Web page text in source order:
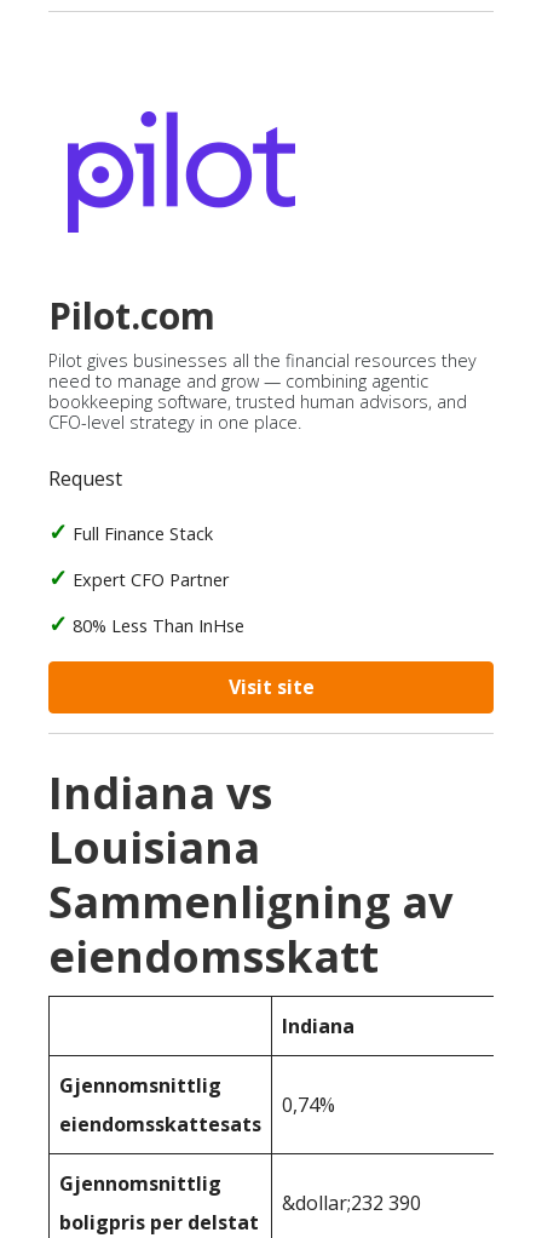
Pilot.com
Pilot gives businesses all the financial resources they
need to manage and grow — combining agentic
bookkeeping software, trusted human advisors, and
CFO-level strategy in one place.
Request
Full Finance Stack
Expert CFO Partner
80% Less Than InHse
Visit site
Indiana vs
Louisiana
Sammenligning av
eiendomsskatt
Indiana
Gjennomsnittlig
eiendomsskattesats
0,74%
Gjennomsnittlig
boligpris per delstat
&dollar;232 390